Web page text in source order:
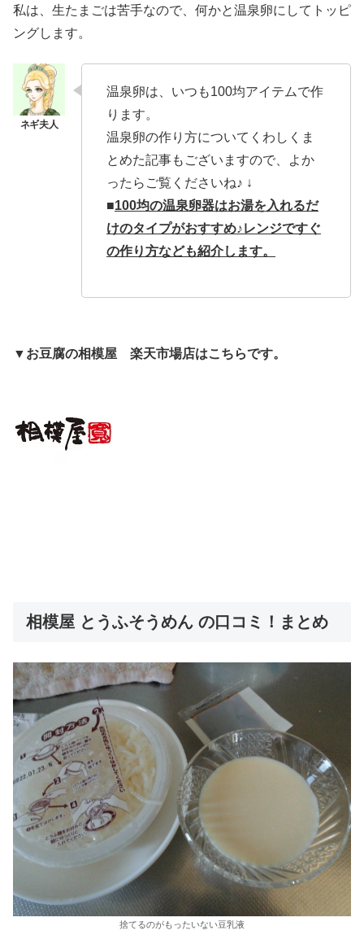
私は、生たまごは苦手なので、何かと温泉卵にしてトッピ
ングします。
温泉卵は、いつも100均アイテムで作
ります。
温泉卵の作り方についてくわしくま
とめた記事もございますので、よか
ったらご覧くださいね♪ ↓
■100均の温泉卵器はお湯を入れるだ
けのタイプがおすすめ♪レンジですぐ
の作り方なども紹介します。
▼お豆腐の相模屋 楽天市場店はこちらです。
相模屋 とうふそうめん の口コミ！まとめ
捨てるのがもったいない豆乳液